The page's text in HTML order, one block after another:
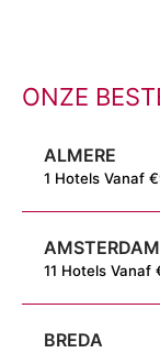
ONZE
ALMERE
1 Hotels Vanaf €
AMSTERDAM
11 Hotels Vanaf
BREDA